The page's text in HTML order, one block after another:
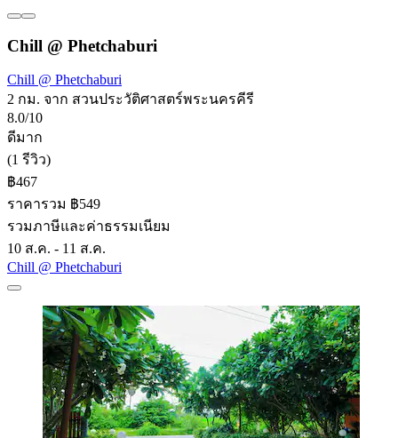
Chill @ Phetchaburi
Chill @ Phetchaburi
2 กม. จาก สวนประวัติศาสตร์พระนครคีรี
8.0/10
ดีมาก
(1 รีวิว)
฿467
ราคารวม ฿549
รวมภาษีและค่าธรรมเนียม
10 ส.ค. - 11 ส.ค.
Chill @ Phetchaburi